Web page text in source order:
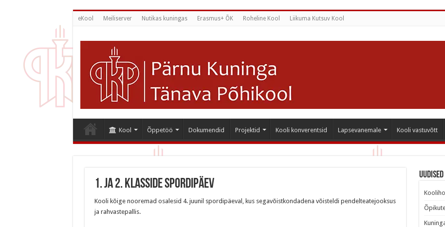
eKool Meiliserver Nutikas kuningas Erasmus+ ÕK Roheline Kool Liikuma Kutsuv Kool
Kool Õppetöö Dokumendid Projektid Kooli konverentsid Lapsevanemale Kooli vastuvõtt
1. ja 2. klasside spordipäev
Kooli kõige nooremad osalesid 4. juunil spordipäeval, kus segavõistkondadena võisteldi pendelteatejooksus
ja rahvastepallis.
Uudised